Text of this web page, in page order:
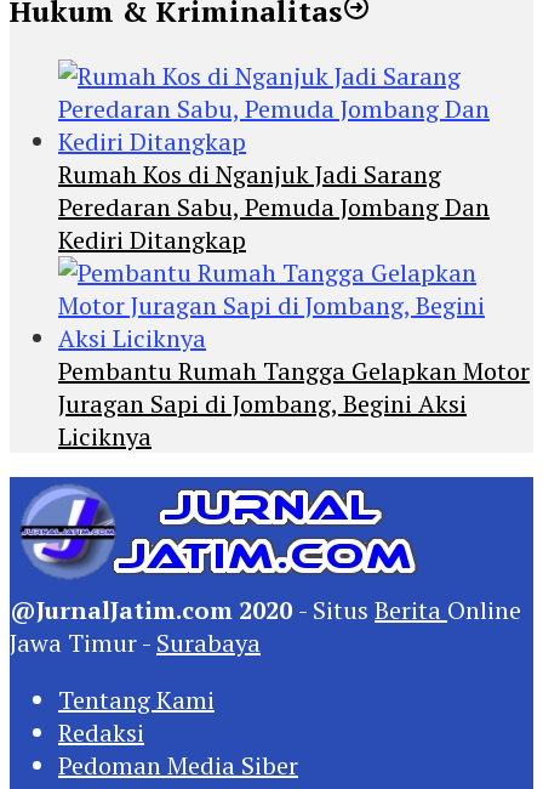
Hukum & Kriminalitas
Rumah Kos di Nganjuk Jadi Sarang
Peredaran Sabu, Pemuda Jombang Dan
Kediri Ditangkap
Pembantu Rumah Tangga Gelapkan Motor
Juragan Sapi di Jombang, Begini Aksi
Liciknya
@JurnalJatim.com 2020 - Situs Berita Online
Jawa Timur - Surabaya
Tentang Kami
Redaksi
Pedoman Media Siber